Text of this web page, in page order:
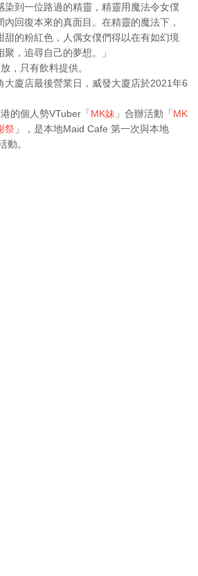
染到一位路過的精靈，精靈用魔法令女僕
回復本來的真面目。在精靈的魔法下，
甜的粉紅色，人偶女僕們得以在有如幻境
，追尋自己的夢想。」
，只有飲料提供。
大廈店最後營業日，威發大廈店於2021年6
的個人勢VTuber「MK妹 」合辦活動「MK
祭 」，是本地Maid Cafe 第一次與本地
動。